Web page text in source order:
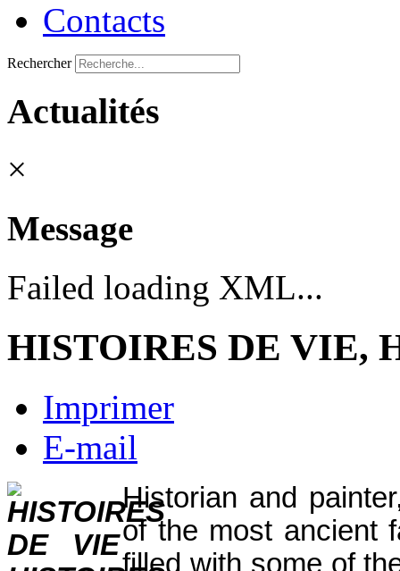
Contacts
Rechercher
Actualités
×
Message
Failed loading XML...
HISTOIRES DE VIE,
Imprimer
E-mail
Historian and
of the most ancient
filled with some of